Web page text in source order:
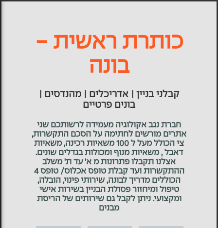
כותרת ראשית -
בונה
קבלני בניין | אדריכלים | מהנדסים |
בונים פרטיים
חברת נגב אקולוגיה מעמידה לרשותכם שני
אתרים מורשים לחתימה על הסכם התקשרות,
צי הכולל מעל ל 100 משאיות רכינה, משאיות
דאבל , משאיות מנוף ומכולות בגדלים שונים.
אצלנו תקבלו פתרונות מ א' עד ת' משלב
ההתקשרות ועד קבלת טופס אכלוס/ טופס 4
הכוללים מדריך לבונה, שירותי פינוי, הובלה,
טיפול ומיחזור פסולת הבניין בשירות אישי
ומקצועי. ניתן לקבל גם שירותים של הריסת
מבנים